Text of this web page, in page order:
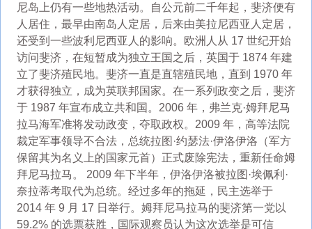
尼岛上仍有一些地热活动。自公元前二千年起，斐济便有
人居住，最早由南岛人定居，后来由美拉尼西亚人定居，
还受到一些波利尼西亚人的影响。欧洲人从 17 世纪开始
访问斐济，在短暂成为独立王国之后，英国于 1874 年建
立了斐济殖民地。斐济一直是直辖殖民地，直到 1970 年
才获得独立，成为英联邦国家。在一系列政变之后，斐济
于 1987 年宣布成立共和国。2006 年，弗兰克·姆拜尼马
拉马海军准将发动政变，夺取政权。2009 年，高等法院
裁定军事领导不合法，总统拉图·约瑟法·伊洛伊洛（军方
保留其为名义上的国家元首）正式废除宪法，重新任命姆
拜尼马拉马。 2009 年下半年，伊洛伊洛被拉图·埃佩利·
奈拉蒂考取代为总统。经过多年的拖延，民主选举于
2014 年 9 月 17 日举行。姆拜尼马拉马的斐济第一党以
59.2% 的选票获胜，国际观察员认为这次选举是可信